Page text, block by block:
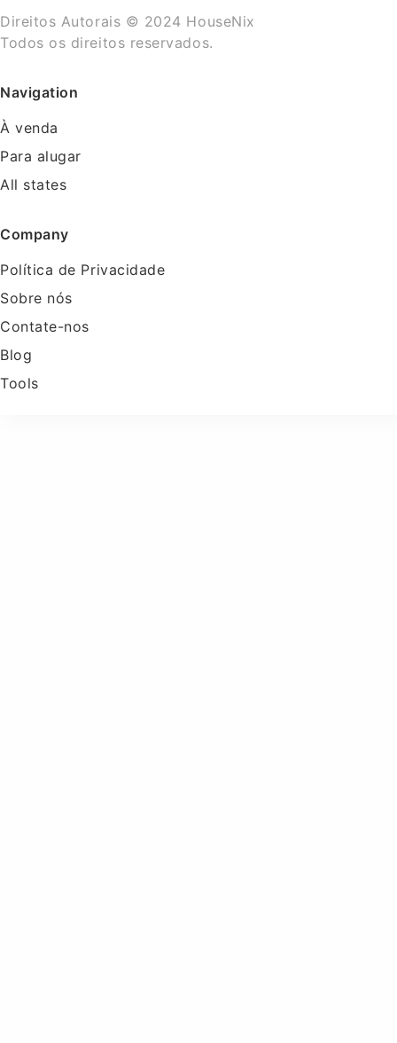
Direitos Autorais © 2024 HouseNix
Todos os direitos reservados.
Navigation
À venda
Para alugar
All states
Company
Política de Privacidade
Sobre nós
Contate-nos
Blog
Tools